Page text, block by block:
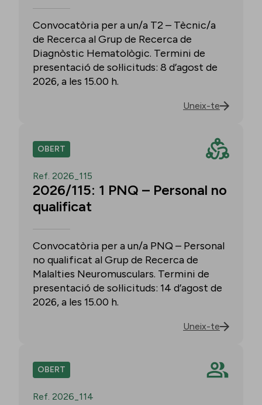
Convocatòria per a un/a T2 – Tècnic/a
de Recerca al Grup de Recerca de
Diagnòstic Hematològic. Termini de
presentació de sol·licituds: 8 d’agost de
2026, a les 15.00 h.
Uneix-te
OBERT
Ref. 2026_115
2026/115: 1 PNQ – Personal no
qualificat
Convocatòria per a un/a PNQ – Personal
no qualificat al Grup de Recerca de
Malalties Neuromusculars. Termini de
presentació de sol·licituds: 14 d’agost de
2026, a les 15.00 h.
Uneix-te
OBERT
Ref. 2026_114